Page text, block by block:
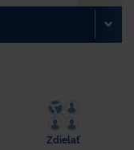
Zdielať